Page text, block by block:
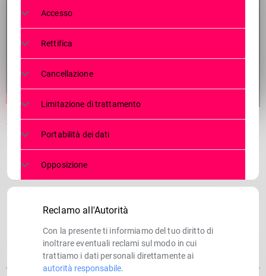
Trionfo dei bianco azzurri contro il Brixia
Accesso
Rettifica
Cancellazione
Limitazione di trattamento
Portabilità dei dati
Opposizione
Reclamo all'Autorità
Con la presente ti informiamo del tuo diritto di
inoltrare eventuali reclami sul modo in cui
trattiamo i dati personali direttamente ai
autorità responsabile.